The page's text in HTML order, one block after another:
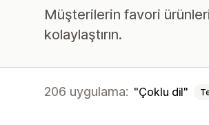
Müşterilerin favori
kolaylaştırın.
206 uygulama: Çoklu dil